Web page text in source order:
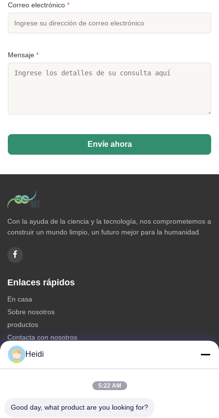
Correo electrónico *
Mensaje *
Envíe ahora
Con la ayuda de la ciencia y la tecnología, nos comprometemos a
construir un mundo limpio, un futuro mejor para la humanidad.
Enlaces rápidos
En casa
Sobre nosotros
productos
Contacta con nosotros
Categorías
Fibra de grapa de poliéster resistente al fuego
Heidi
5:22 AM
Good day, what product are you looking for?